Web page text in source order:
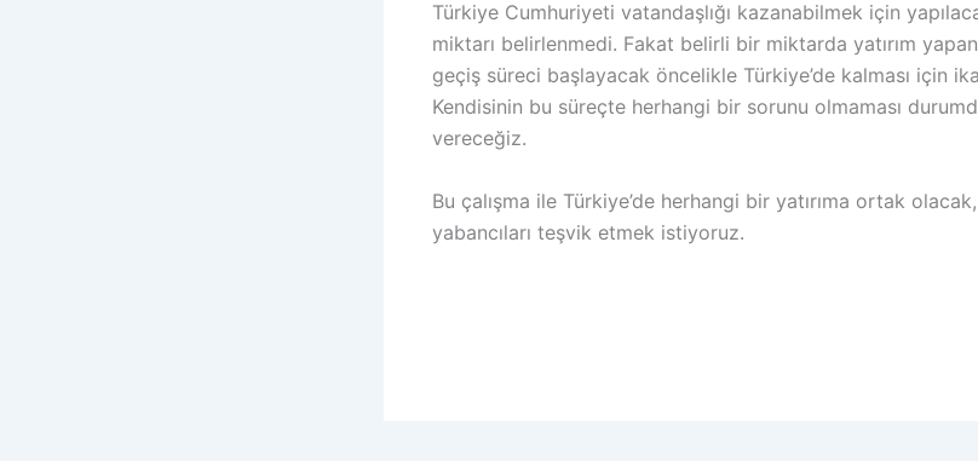
Türkiye Cumhuriyeti vatandaşlığı kazanabilmek için
miktarı belirlenmedi. Fakat belirli bir miktarda yatırım
geçiş süreci başlayacak öncelikle Türkiye’de kalması için
Kendisinin bu süreçte herhangi bir sorunu olmaması
vereceğiz.
Bu çalışma ile Türkiye’de herhangi bir yatırıma ortak
yabancıları teşvik etmek istiyoruz.